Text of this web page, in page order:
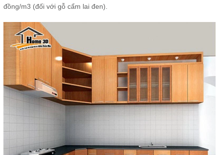
đồng/m3 (đối với gỗ cẩm lai đen).